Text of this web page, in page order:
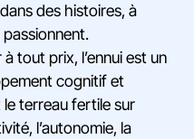
des histoires, à
tout prix, l’ennui est un
cognitif et
terreau fertile sur
l’autonomie, la